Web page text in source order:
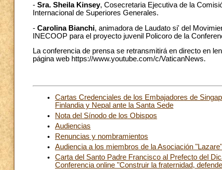
- Sra. Sheila Kinsey, Cosecretaria Ejecutiva de la
Internacional de Superiores Generales.
- Carolina Bianchi, animadora de Laudato si' del
INECOOP para el proyecto juvenil Policoro de la
La conferencia de prensa se retransmitirá en directo en
página web https://www.youtube.com/c/VaticanNews.
Cartas Credenciales de los Embajadores de
Finlandia y Nepal ante la Santa Sede
Nota del Sínodo de los Obispos
Audiencias
Renuncias y nombramientos
Audiencia a los miembros de la Asociación
Carta del Santo Padre Francisco al Prefecto del
Conferencia online "Construir la fraternidad,